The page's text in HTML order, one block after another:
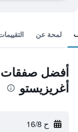
لمحة عن
أفضل صفقات
أغريزيستو
ح 16/8